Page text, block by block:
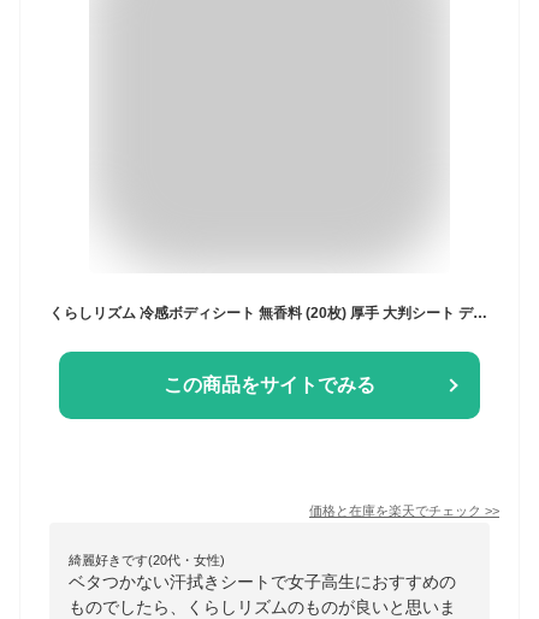
くらしリズム 冷感ボディシート 無香料 (20枚) 厚手 大判シート デオドラントシート 制汗シート
この商品をサイトでみる
価格と在庫を楽天でチェック >>
綺麗好きです(20代・女性)
ベタつかない汗拭きシートで女子高生におすすめの
ものでしたら、くらしリズムのものが良いと思いま